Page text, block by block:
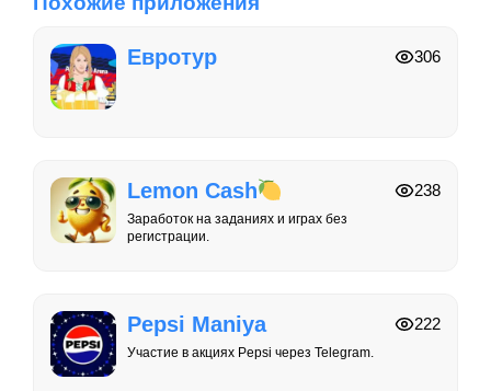
Евротур 306
Lemon Cash
Заработок на заданиях и играх без
регистрации.
238
Pepsi Maniya
Участие в акциях Pepsi через Telegram.
222